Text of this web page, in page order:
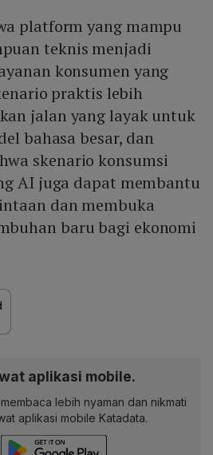
platform yang mampu
teknis menjadi
konsumen yang
praktis lebih
jalan yang layak untuk
bahasa besar, dan
skenario konsumsi
AI juga dapat membantu
dan membuka
baru bagi ekonomi
aplikasi mobile.
lebih nyaman dan nikmati
aplikasi mobile Katadata.